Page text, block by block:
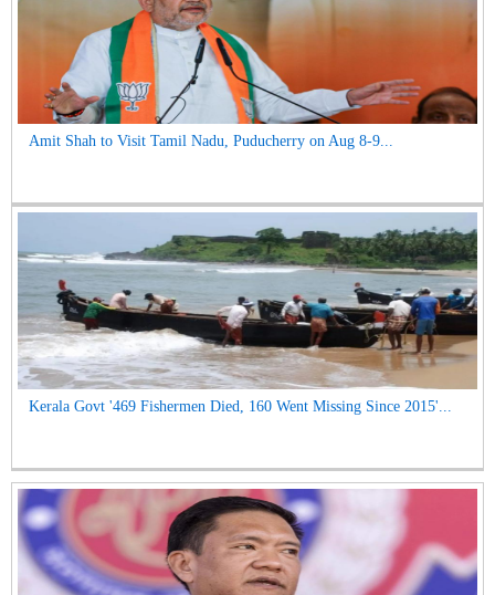
Amit Shah to Visit Tamil Nadu, Puducherry on Aug 8-9...
Kerala Govt '469 Fishermen Died, 160 Went Missing Since 2015'...